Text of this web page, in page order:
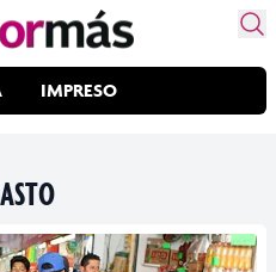
IMPRESO